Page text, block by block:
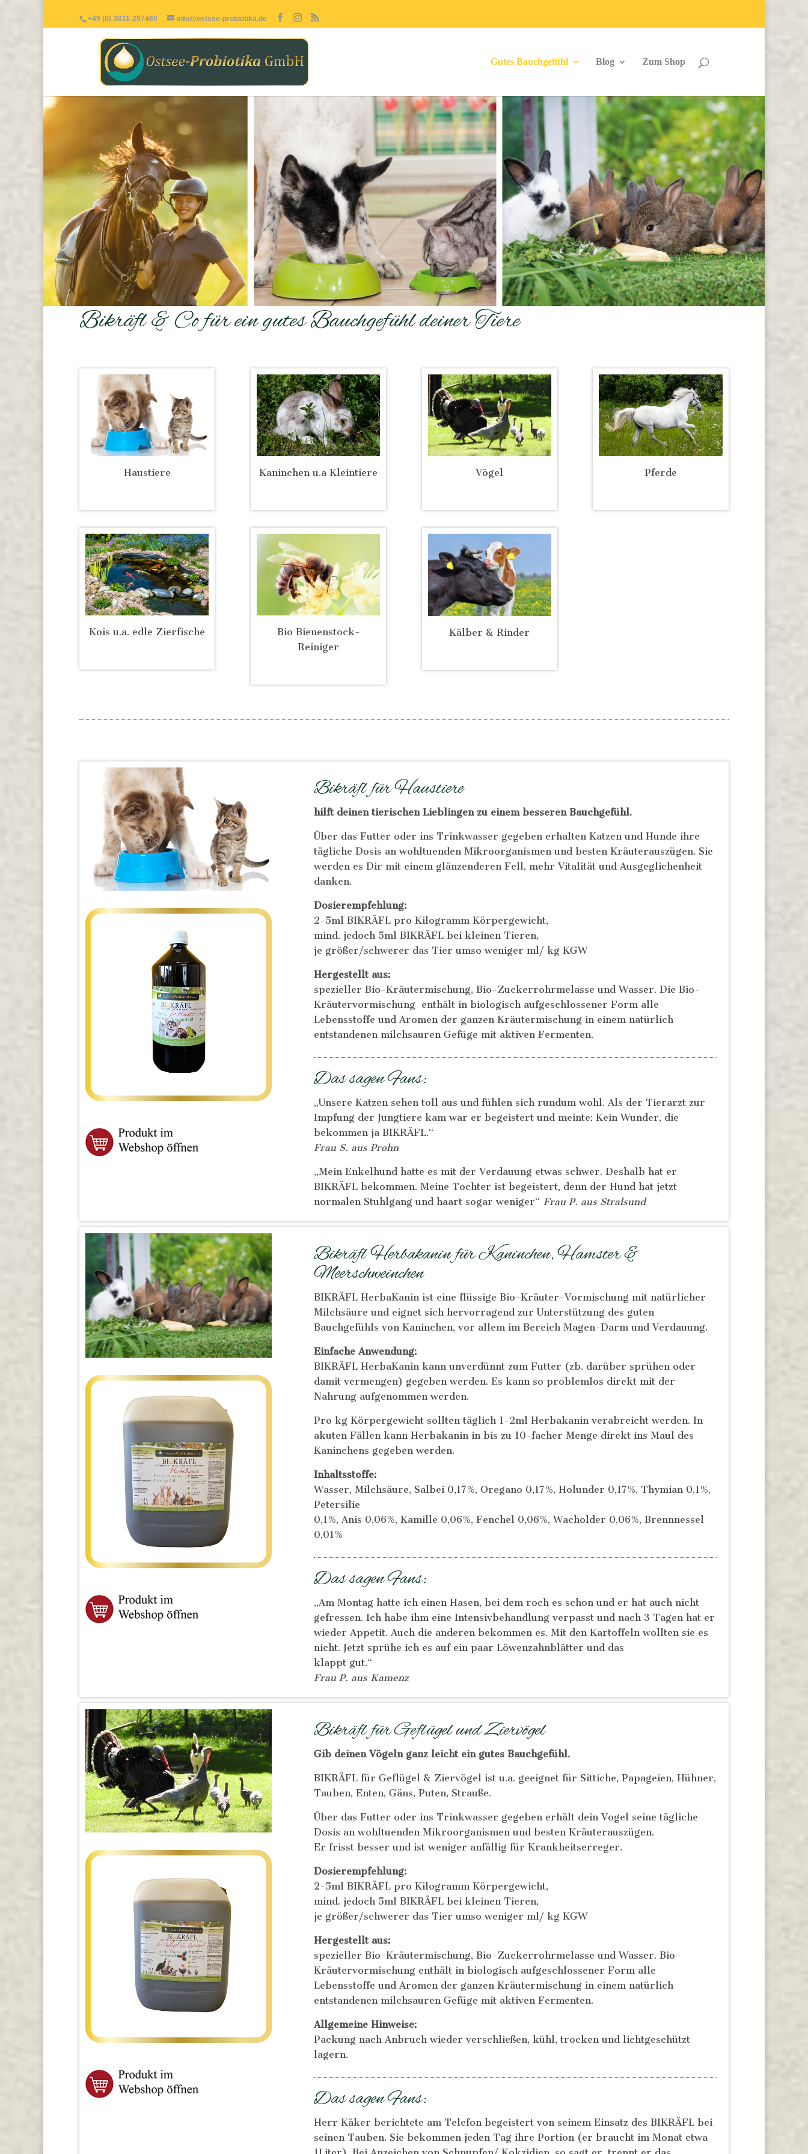
+49 (0) 3831-297460 info@ostsee-probiotika.de
Gutes Bauchgefühl Blog Zum Shop
Bikräfl & Co für ein gutes Bauchgefühl deiner Tiere
Haustiere
Kois u.a. edle Zierfische
Kaninchen u.a Kleintiere
Bio Bienenstock-
Reiniger
Vögel
Kälber & Rinder
Pferde
Bikräfl für Haustiere
hilft deinen tierischen Lieblingen zu einem besseren Bauchgefühl.
Über das Futter oder ins Trinkwasser gegeben erhalten Katzen und Hunde ihre
tägliche Dosis an wohltuenden Mikroorganismen und besten Kräuterauszügen. Sie
werden es Dir mit einem glänzenderen Fell, mehr Vitalität und Ausgeglichenheit
danken.
Dosierempfehlung:
2-5ml BIKRÄFL pro Kilogramm Körpergewicht,
mind. jedoch 5ml BIKRÄFL bei kleinen Tieren,
je größer/schwerer das Tier umso weniger ml/ kg KGW
Hergestellt aus:
spezieller Bio-Kräutermischung, Bio-Zuckerrohrmelasse und Wasser. Die Bio-
Kräutervormischung enthält in biologisch aufgeschlossener Form alle
Lebensstoffe und Aromen der ganzen Kräutermischung in einem natürlich
entstandenen milchsauren Gefüge mit aktiven Fermenten.
Das sagen Fans:
„Unsere Katzen sehen toll aus und fühlen sich rundum wohl. Als der Tierarzt zur
Impfung der Jungtiere kam war er begeistert und meinte: Kein Wunder, die
bekommen ja BIKRÄFL.“
Frau S. aus Prohn
„Mein Enkelhund hatte es mit der Verdauung etwas schwer. Deshalb hat er
BIKRÄFL bekommen. Meine Tochter ist begeistert, denn der Hund hat jetzt
normalen Stuhlgang und haart sogar weniger“ Frau P. aus Stralsund
Bikräfl Herbakanin für Kaninchen, Hamster &
Meerschweinchen
BIKRÄFL HerbaKanin ist eine flüssige Bio-Kräuter-Vormischung mit natürlicher
Milchsäure und eignet sich hervorragend zur Unterstützung des guten
Bauchgefühls von Kaninchen, vor allem im Bereich Magen-Darm und Verdauung.
Einfache Anwendung:
BIKRÄFL HerbaKanin kann unverdünnt zum Futter (zb. darüber sprühen oder
damit vermengen) gegeben werden. Es kann so problemlos direkt mit der
Nahrung aufgenommen werden.
Pro kg Körpergewicht sollten täglich 1-2ml Herbakanin verabreicht werden. In
akuten Fällen kann Herbakanin in bis zu 10-facher Menge direkt ins Maul des
Kaninchens gegeben werden.
Inhaltsstoffe:
Wasser, Milchsäure, Salbei 0,17%, Oregano 0,17%, Holunder 0,17%, Thymian 0,1%,
Petersilie
0,1%, Anis 0,06%, Kamille 0,06%, Fenchel 0,06%, Wacholder 0,06%, Brennnessel
0,01%
Das sagen Fans:
„Am Montag hatte ich einen Hasen, bei dem roch es schon und er hat auch nicht
gefressen. Ich habe ihm eine Intensivbehandlung verpasst und nach 3 Tagen hat er
wieder Appetit. Auch die anderen bekommen es. Mit den Kartoffeln wollten sie es
nicht. Jetzt sprühe ich es auf ein paar Löwenzahnblätter und das
klappt gut.“
Frau P. aus Kamenz
Bikräfl für Geflügel und Ziervögel
Gib deinen Vögeln ganz leicht ein gutes Bauchgefühl.
BIKRÄFL für Geflügel & Ziervögel ist u.a. geeignet für Sittiche, Papageien, Hühner,
Tauben, Enten, Gäns, Puten, Strauße.
Über das Futter oder ins Trinkwasser gegeben erhält dein Vogel seine tägliche
Dosis an wohltuenden Mikroorganismen und besten Kräuterauszügen.
Er frisst besser und ist weniger anfällig für Krankheitserreger.
Dosierempfehlung:
2-5ml BIKRÄFL pro Kilogramm Körpergewicht,
mind. jedoch 5ml BIKRÄFL bei kleinen Tieren,
je größer/schwerer das Tier umso weniger ml/ kg KGW
Hergestellt aus:
spezieller Bio-Kräutermischung, Bio-Zuckerrohrmelasse und Wasser. Bio-
Kräutervormischung enthält in biologisch aufgeschlossener Form alle
Lebensstoffe und Aromen der ganzen Kräutermischung in einem natürlich
entstandenen milchsauren Gefüge mit aktiven Fermenten.
Allgemeine Hinweise:
Packung nach Anbruch wieder verschließen, kühl, trocken und lichtgeschützt
lagern.
Das sagen Fans:
Herr Käker berichtete am Telefon begeistert von seinem Einsatz des BIKRÄFL bei
seinen Tauben. Sie bekommen jeden Tag ihre Portion (er braucht im Monat etwa